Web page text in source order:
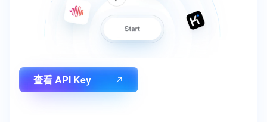
查看 API Key